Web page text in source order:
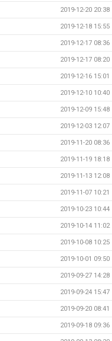
2019-12-20 20:38
2019-12-18 15:55
2019-12-17 08:36
2019-12-17 08:20
2019-12-16 15:01
2019-12-10 10:40
2019-12-09 15:48
2019-12-03 12:07
2019-11-20 08:36
2019-11-19 18:18
2019-11-13 12:08
2019-11-07 10:21
2019-10-23 10:44
2019-10-14 11:02
2019-10-08 10:25
2019-10-01 09:50
2019-09-27 14:28
2019-09-24 15:47
2019-09-20 08:41
2019-09-18 09:36